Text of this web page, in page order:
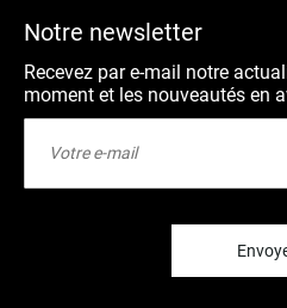
Notre newsletter
Recevez par e-mail notre
moment et les nouveautés en